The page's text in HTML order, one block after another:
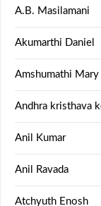
A.B. Masilamani
Akumarthi Daniel
Amshumathi Mary
Andhra kristhava
Anil Kumar
Anil Ravada
Atchyuth Enosh